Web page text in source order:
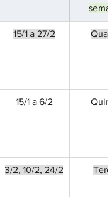
15/1 a 27/2
15/1 a 6/2
3/2, 10/2, 24/2 Terça